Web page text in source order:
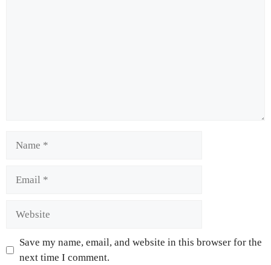
Save my name, email, and website in this browser for the
next time I comment.